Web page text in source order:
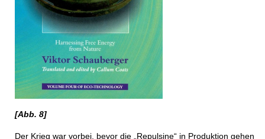
[Abb. 8]
Der Krieg war vorbei, bevor die „Repulsine“ in Produktion gehen